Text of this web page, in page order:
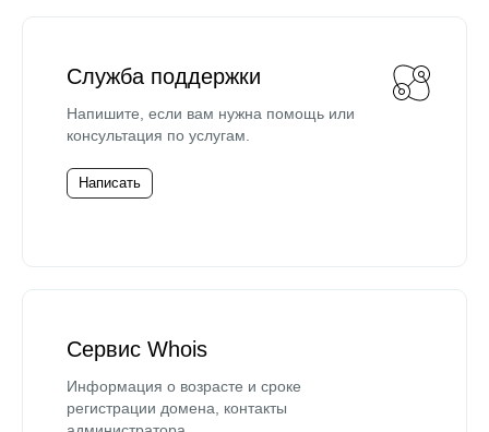
Служба поддержки
Напишите, если вам нужна помощь или
консультация по услугам.
Написать
Сервис Whois
Информация о возрасте и сроке
регистрации домена, контакты